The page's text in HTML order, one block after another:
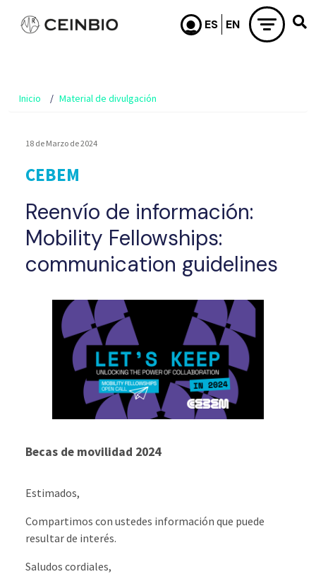
Pasar al contenido principal
Inicio Material de divulgación
18 de Marzo de 2024
CEBEM
Reenvío de información:
Mobility Fellowships:
communication guidelines
Becas de movilidad 2024
Estimados,
Compartimos con ustedes información que puede
resultar de interés.
Saludos cordiales,